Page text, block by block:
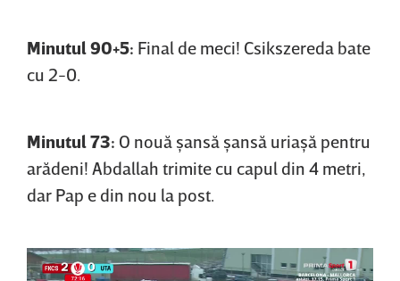
Minutul 90+5: Final de meci! Csikszereda bate
cu 2-0.
Minutul 73: O nouă şansă şansă uriaşă pentru
arădeni! Abdallah trimite cu capul din 4 metri,
dar Pap e din nou la post.